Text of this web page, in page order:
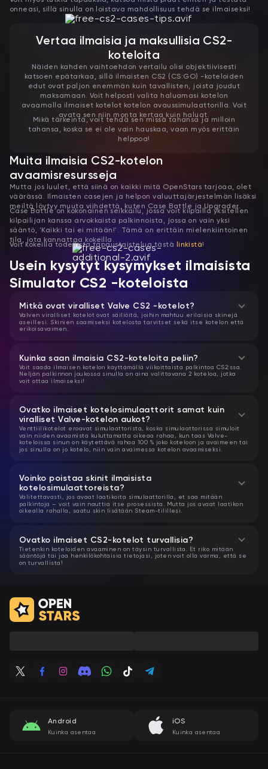
onneasi, sillä sinulla on loistava mahdollisuus tehdä se ilmaiseksi!
Vertaa ilmaisia ​​ja maksullisia CS2-
koteloita
Näiden kahden vaihtoehdon vertailu olisi objektiivisesti
katsoen epätarkaa, sillä ilmaisten CS2 (CS:GO) -koteloiden
edut ovat paljon enemmän kuin tavallisten, joista joudut
maksamaan. Voit helposti valita haluamasi kotelon
avaamalla ilmaiset kotelot kotelon avaussimulaattorilla. Voit
avata sen niin monta kertaa kuin haluat.
Mikä tärkeintä, voit tehdä sen missä tahansa ja milloin
tahansa, koska se ei ole vain hauskaa, vaan myös erittäin
helppoa!
Muita ilmaisia ​​CS2-kotelon
avaamisresursseja
Mutta jos luulet, että siinä on kaikki mitä OpenStars tarjoaa, olet
väärässä. Ilmaisten casejen ja helpon valuuttajärjestelmän lisäksi
meiltä löytyy muuta viihdettä, kuten Case Battle ja Upgrader.
Case Battle on kokonainen seikkailu, jossa voit kilpailla yksitellen
kilpailijan kanssa arvokkaista palkinnoista, jossa on vain yksi
sääntö, 'Kaikki tai ei mitään!'. Tämä on erittäin mielenkiintoinen
tila, jota kannattaa kokeilla.
Voit kokeilla todellista tapaustaistelua tästä linkistä!
Usein kysytyt kysymykset ilmaisista
Simulator CS2 -koteloista
Mitkä ovat viralliset Valve CS2 -kotelot?
Valven viralliset kotelot ovat säiliöitä, joihin mahtuu erilaisia ​​skinejä
aseillesi. Skinien saamiseksi kotelosta tarvitset sekä itse kotelon että
erikoisavaimen.
Kuinka saan ilmaisia ​​CS2-koteloita peliin?
Voit saada ilmaisen kotelon käyttämällä viikoittaista palkintoa CS2:ssa.
Neljän palkinnon joukossa sinulla on aina valittavana 2 koteloa, jotka
voit ottaa ilmaiseksi!
Ovatko ilmaiset kotelosimulaattorit samat kuin
viralliset Valve-kotelon aukot?
Venttiilikotelot eroavat simulaattorista, koska simulaattorissa simuloit
vain niiden avaamista kuluttamatta oikeaa rahaa, kun taas Valve-
koteloissa sinun on käytettävä rahaa 100 % joko koteloon ja avaimeen tai
jos sinulla on jo kotelo, niin vain avaimessa kotelon avaamiseksi.
Voinko poistaa skinit ilmaisista
kotelosimulaattoreista?
Valitettavasti, jos avaat laatikoita simulaattorilla, et saa mitään
palkintoja – voit vain nauttia itse prosessista. Mutta jos avaat laatikon
oikealla rahalla, saatu skin lisätään Steam-tilillesi.
Ovatko ilmaiset CS2-kotelot turvallisia?
Tietenkin koteloiden avaaminen on täysin turvallista. Et riko mitään
sääntöjä tai jaa henkilökohtaisia ​​tietojasi, joten voit olla varma, että se
on turvallista!
Android
Kuinka asentaa
iOS
Kuinka asentaa